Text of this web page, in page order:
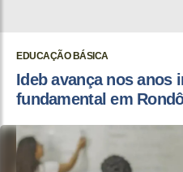
EDUCAÇÃO BÁSICA
Ideb avança nos anos
fundamental em